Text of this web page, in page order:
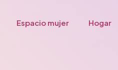
Espacio mujer Hogar